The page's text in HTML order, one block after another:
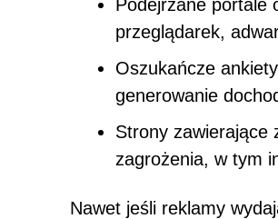
Podejrzane portale
przeglądarek,
Oszukańcze
generowanie
Strony zawierające
zagrożenia, w tym
Nawet jeśli reklamy